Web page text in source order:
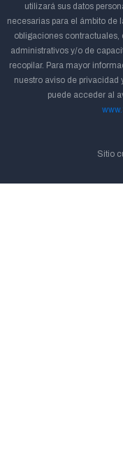
utilizará sus datos
necesarias para el ámbito de
obligaciones contractuales,
administrativos y/o de
recopilar. Para mayor
nuestro aviso de privacidad
puede acceder al
Sitio